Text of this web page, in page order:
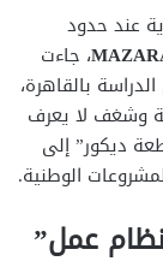
عند حدود
، جاءت
بالقاهرة،
فطرية وشغف لا يعرف
ديكور” إلى
الوطنية.
عمل”